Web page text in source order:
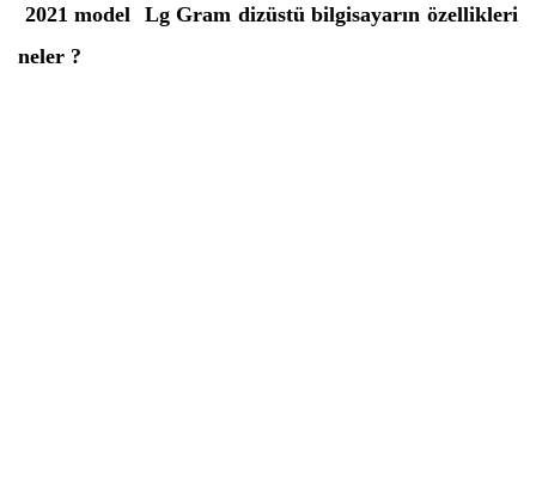
2021 model Lg Gram dizüstü bilgisayarın özellikleri
neler ?